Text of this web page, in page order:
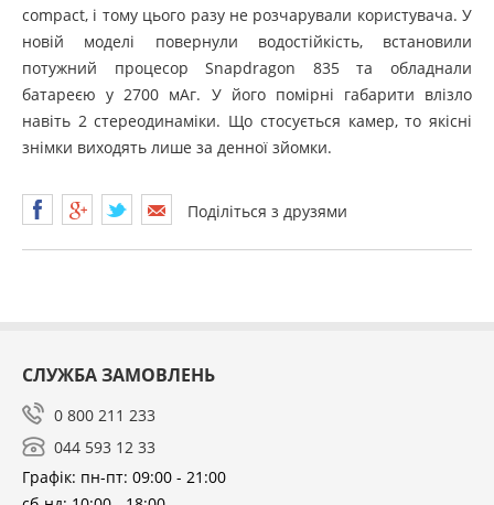
compact, і тому цього разу не розчарували користувача. У
новій моделі повернули водостійкість, встановили
потужний процесор Snapdragon 835 та обладнали
батареєю у 2700 мАг. У його помірні габарити влізло
навіть 2 стереодинаміки. Що стосується камер, то якісні
знімки виходять лише за денної зйомки.
Поділіться з друзями
СЛУЖБА ЗАМОВЛЕНЬ
0 800 211 233
044 593 12 33
Графік: пн-пт: 09:00 - 21:00